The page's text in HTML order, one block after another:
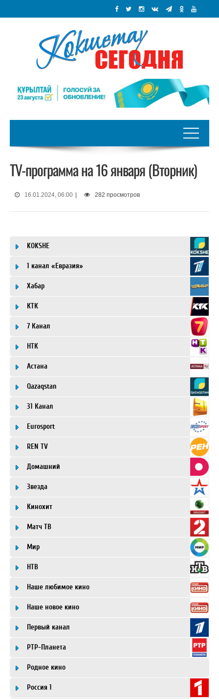
TV-программа на 16 января (Вторник)
16.01.2024, 06:00 | 282 просмотров
KOKSHE
1 канал «Евразия»
Хабар
КТК
7 Канал
НТК
Астана
Qazaqstan
31 Канал
Eurosport
REN TV
Домашний
Звезда
Кинохит
Матч ТВ
Мир
НТВ
Наше любимое кино
Наше новое кино
Первый канал
РТР-Планета
Родное кино
Россия 1